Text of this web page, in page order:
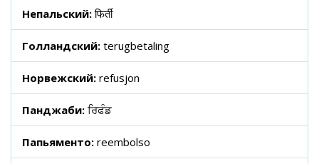
Непальский:फिर्ती
Голландский: terugbetaling
Норвежский: refusjon
Панджаби: ਰਿਫੰਡ
Папьяменто: reembolso